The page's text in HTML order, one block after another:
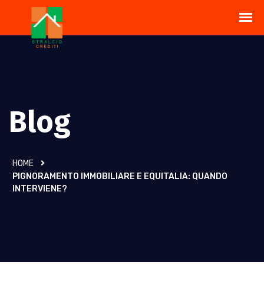
Blog
HOME
PIGNORAMENTO IMMOBILIARE E EQUITALIA: QUANDO
INTERVIENE?